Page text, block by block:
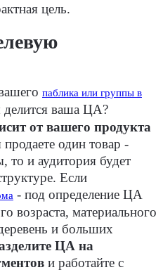
цель.
паблика или группы в
делится ваша ЦА?
от вашего продукта
один товар -
то и аудитория будет
Если
- под определение ЦА
возраста, материального
и больших
ЦА на
и работайте с